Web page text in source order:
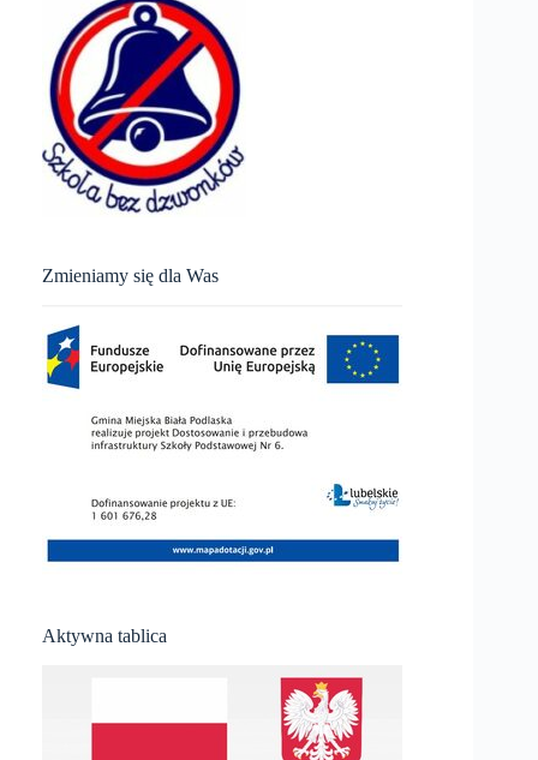
Zmieniamy się dla Was
Aktywna tablica